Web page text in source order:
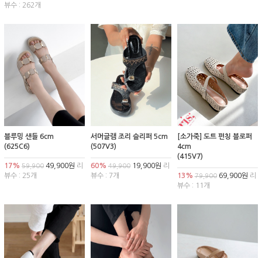
뷰수 : 262개
블루밍 샌들 6cm
(625C6)
17% 59,900 49,900원 리
뷰수 : 25개
서머글램 조리 슬리퍼 5cm
(507V3)
60% 49,90019,900원 리
뷰수 : 7개
[소가죽] 도트 펀칭 블로퍼
4cm
(415V7)
13% 79,90069,900원 리
뷰수 : 11개